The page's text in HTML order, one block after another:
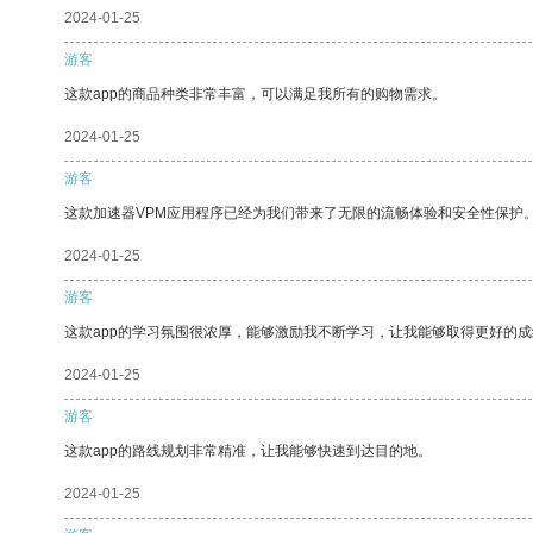
2024-01-25
游客
这款app的商品种类非常丰富，可以满足我所有的购物需求。
2024-01-25
游客
这款加速器VPM应用程序已经为我们带来了无限的流畅体验和安全性保护
2024-01-25
游客
这款app的学习氛围很浓厚，能够激励我不断学习，让我能够取得更好的
2024-01-25
游客
这款app的路线规划非常精准，让我能够快速到达目的地。
2024-01-25